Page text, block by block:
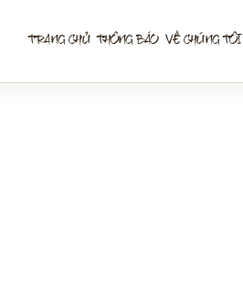
TRANG CHỦ THÔNG BÁO VỀ CHÚNG TÔI